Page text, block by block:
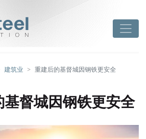
建筑业 重建后的基督城因钢铁更安全
督城因钢铁更安全